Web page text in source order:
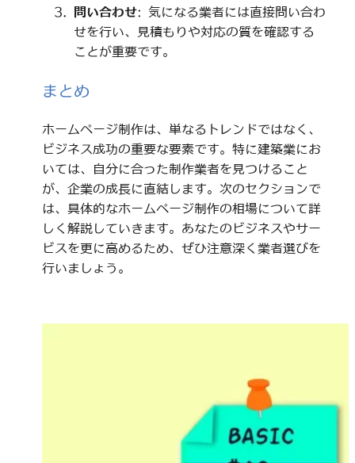
問い合わせ: 気になる業者には直接問い合わ
せを行い、見積もりや対応の質を確認する
ことが重要です。
まとめ
ホームページ制作は、単なるトレンドではなく、
ビジネス成功の重要な要素です。特に建築業にお
いては、自分に合った制作業者を見つけること
が、企業の成長に直結します。次のセクションで
は、具体的なホームページ制作の相場について詳
しく解説していきます。あなたのビジネスやサー
ビスを更に高めるため、ぜひ注意深く業者選びを
行いましょう。